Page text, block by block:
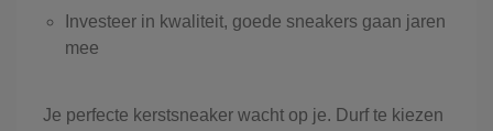
Investeer in kwaliteit, goede sneakers gaan jaren
mee
Je perfecte kerstsneaker wacht op je. Durf te kiezen